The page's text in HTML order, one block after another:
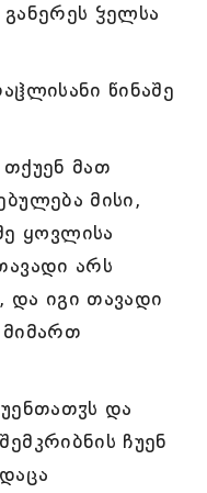
ჴელსა
წინაშე
მათ
მისი,
ყოვლისა
არს
იგი თავადი
და
ჩუენ